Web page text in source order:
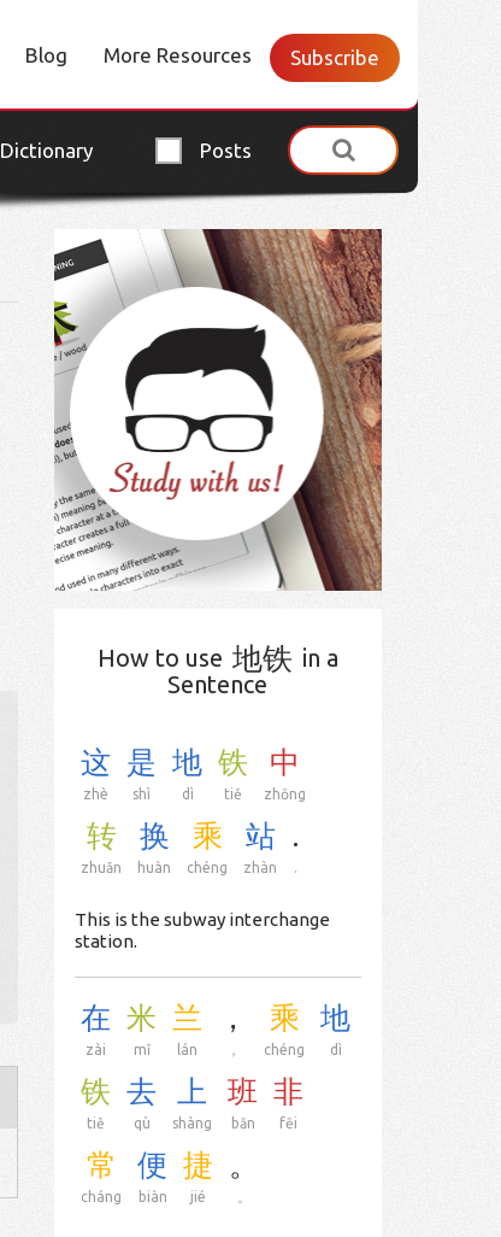
Blog More Resources Subscribe
Dictionary Posts
How to use 地铁 in a
Sentence
这
zhè
是
shì
地
dì
铁
tiě
中
zhōng
转
zhuǎn
换
huàn
乘
chéng
站
zhàn
.
.
This is the subway interchange
station.
在
zài
米
mǐ
兰
lán
，
，
乘
chéng
地
dì
铁
tiě
去
qù
上
shàng
班
bān
非
fēi
常
cháng
便
biàn
捷
jié
。